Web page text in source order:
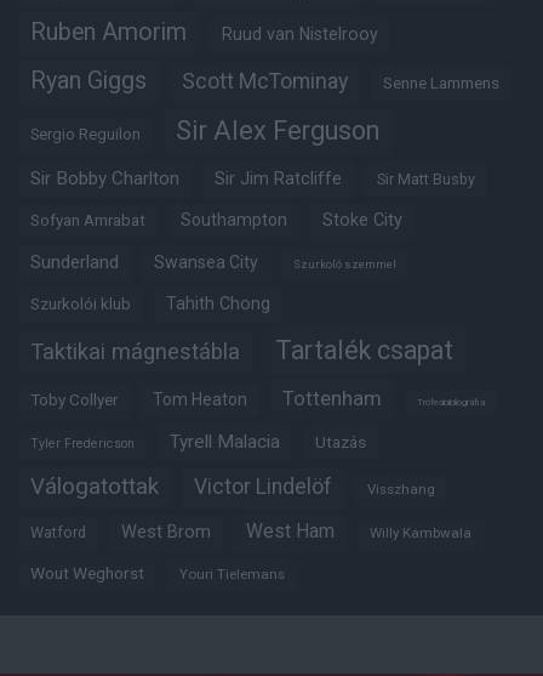
Ruben Amorim Ruud van Nistelrooy
Ryan Giggs Scott McTominay Senne Lammens
Sergio Reguilon Sir Alex Ferguson
Sir Bobby Charlton Sir Jim Ratcliffe Sir Matt Busby
Sofyan Amrabat Southampton Stoke City
Sunderland Swansea City Szurkoló szemmel
Szurkolói klub Tahith Chong
Taktikai mágnestábla Tartalék csapat
Toby Collyer Tom Heaton Tottenham Trófeabibliográfia
Tyler Fredericson Tyrell Malacia Utazás
Válogatottak Victor Lindelöf Visszhang
Watford West Brom West Ham Willy Kambwala
Wout Weghorst Youri Tielemans